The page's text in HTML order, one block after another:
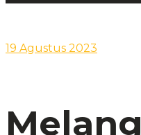
19 Agustus 2023